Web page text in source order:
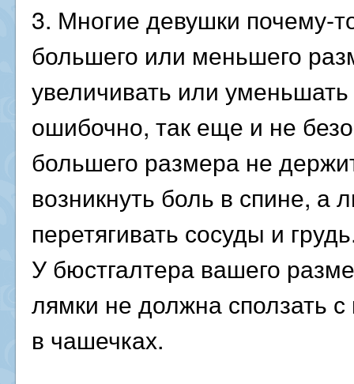
3. Многие девушки почему-
большего или меньшего
увеличивать или
ошибочно, так еще и не
большего размера не
возникнуть боль в спине, а
перетягивать сосуды и
У бюстгалтера вашего
лямки не должна сползать
в чашечках.